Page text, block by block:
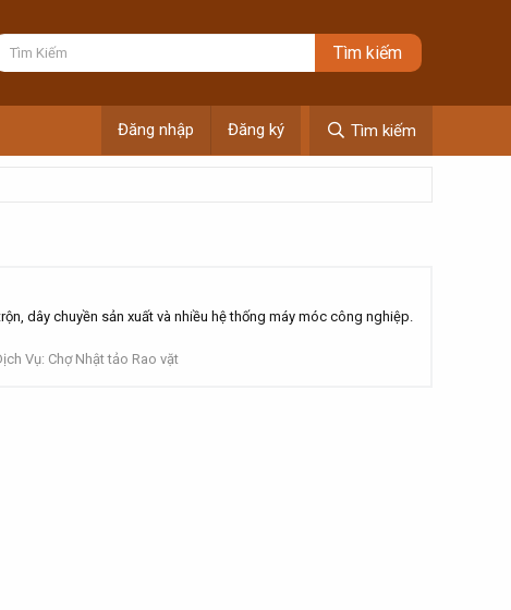
Đăng nhập Đăng ký Tìm kiếm
dây chuyền sản xuất và nhiều hệ thống máy móc công nghiệp.
Vụ: Chợ Nhật tảo Rao vặt